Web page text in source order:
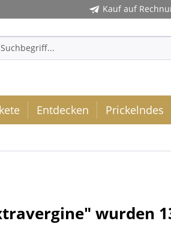
Kauf auf
Entdecken Prickelndes
wurden